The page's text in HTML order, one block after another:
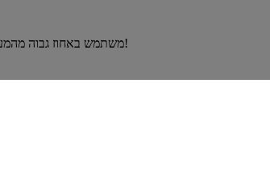
אם Google Chrome משתמש באחוז גבוה מהמעבד שלך, נסה תיקונים אלה כדי לפתור את הבעיה. הם עבדו עבור אנשים רבים. רק תנסה עכשיו!